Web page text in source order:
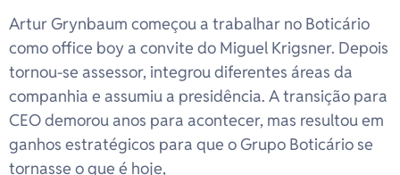
Artur Grynbaum começou a trabalhar no Boticário
como office boy a convite do Miguel Krigsner. Depois
tornou-se assessor, integrou diferentes áreas da
companhia e assumiu a presidência. A transição para
CEO demorou anos para acontecer, mas resultou em
ganhos estratégicos para que o Grupo Boticário se
tornasse o que é hoje,